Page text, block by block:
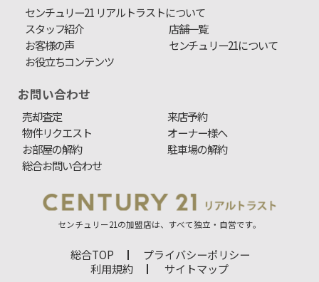
センチュリー21 リアルトラストについて
スタッフ紹介
店舗一覧
お客様の声
センチュリー21について
お役立ちコンテンツ
お問い合わせ
売却査定
来店予約
物件リクエスト
オーナー様へ
お部屋の解約
駐車場の解約
総合お問い合わせ
センチュリー21の加盟店は、すべて独立・自営です。
総合TOP
プライバシーポリシー
利用規約
サイトマップ